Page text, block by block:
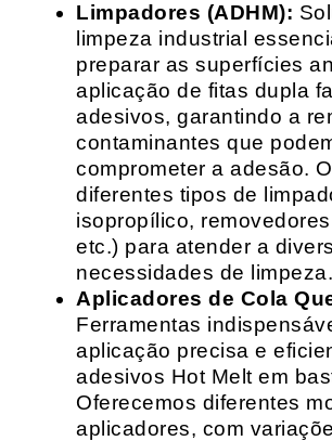
Limpadores (ADHM):
limpeza industrial
preparar as superfícies
aplicação de fitas dupla
adesivos, garantindo a
contaminantes que
comprometer a adesão.
diferentes tipos de
isopropílico,
etc.) para atender a
necessidades de limpeza.
Aplicadores de Cola
Ferramentas
aplicação precisa e
adesivos Hot Melt em
Oferecemos diferentes
aplicadores, com